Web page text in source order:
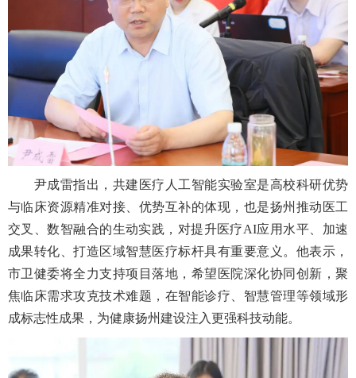
尹成雷指出，共建医疗人工智能实验室是高校科研优势
与临床资源精准对接、优势互补的体现，也是扬州推动医工
交叉、数智融合的生动实践，对提升医疗AI应用水平、加速
成果转化、打造区域智慧医疗标杆具有重要意义。他表示，
市卫健委将全力支持项目落地，希望医院深化协同创新，聚
焦临床需求攻克技术难题，在智能诊疗、智慧管理等领域形
成标志性成果，为健康扬州建设注入更强科技动能。